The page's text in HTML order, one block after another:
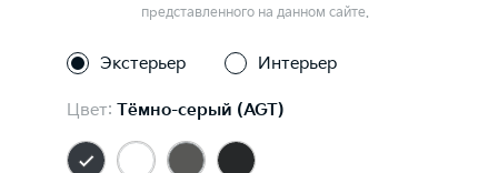
представленного на данном сайте.
Экстерьер Интерьер
Цвет: Тёмно-серый (AGT)